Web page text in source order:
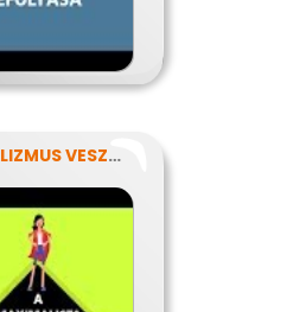
A MAXIMALIZMUS VESZÉLYEI